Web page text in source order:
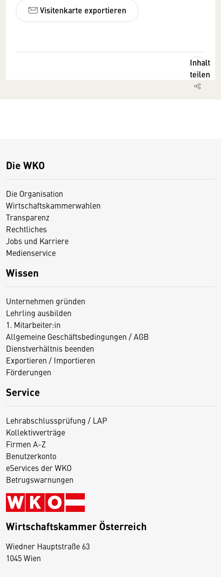
Visitenkarte exportieren
Inhalt
teilen
Die WKO
Die Organisation
Wirtschaftskammerwahlen
Transparenz
Rechtliches
Jobs und Karriere
Medienservice
Wissen
Unternehmen gründen
Lehrling ausbilden
1. Mitarbeiter:in
Allgemeine Geschäftsbedingungen / AGB
Dienstverhältnis beenden
Exportieren / Importieren
Förderungen
Service
Lehrabschlussprüfung / LAP
Kollektivverträge
Firmen A-Z
Benutzerkonto
eServices der WKO
Betrugswarnungen
Wirtschaftskammer Österreich
Wiedner Hauptstraße 63
1045 Wien
D